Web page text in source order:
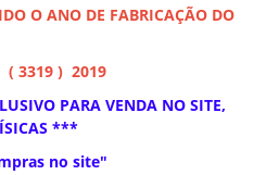
O ANO DE FABRICAÇÃO DO
( 3319 ) 2019
PARA VENDA NO SITE,
***
no site"